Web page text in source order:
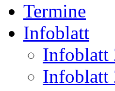
Termine
Infoblatt
Infoblatt
Infoblatt